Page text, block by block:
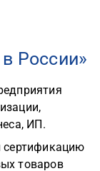
России»
ИП.
сертификацию
товаров